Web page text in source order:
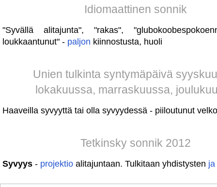
Idiomaattinen sonnik
"Syvällä alitajunta", "rakas",
loukkaantunut" - paljon kiinnostusta, huoli
Unien tulkinta syntymäpäivä
lokakuussa, marraskuussa,
Haaveilla syvyyttä tai olla syvyydessä - piiloutunut
Tetkinsky sonnik 2012
Syvyys - projektio alitajuntaan. Tulkitaan yhdistysten ja